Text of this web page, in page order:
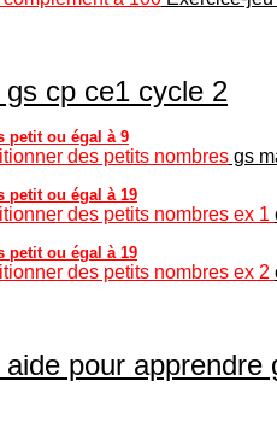
cp ce1 cycle 2
petit ou égal à 9
des petits nombres gs
petit ou égal à 19
des petits nombres ex 1
petit ou égal à 19
des petits nombres ex 2
pour